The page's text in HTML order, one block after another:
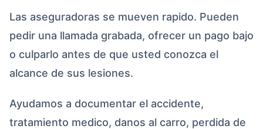
Las aseguradoras se mueven rapido. Pueden
pedir una llamada grabada, ofrecer un pago bajo
o culparlo antes de que usted conozca el
alcance de sus lesiones.
Ayudamos a documentar el accidente,
tratamiento medico, danos al carro, perdida de